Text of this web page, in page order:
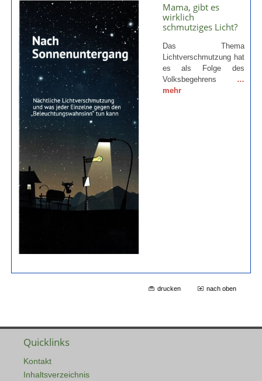
Mama, gibt es
wirklich
schmutziges Licht?
Das Thema
Lichtverschmutzung hat
es als Folge des
Volksbegehrens …
mehr
drucken nach oben
Quicklinks
Kontakt
Inhaltsverzeichnis